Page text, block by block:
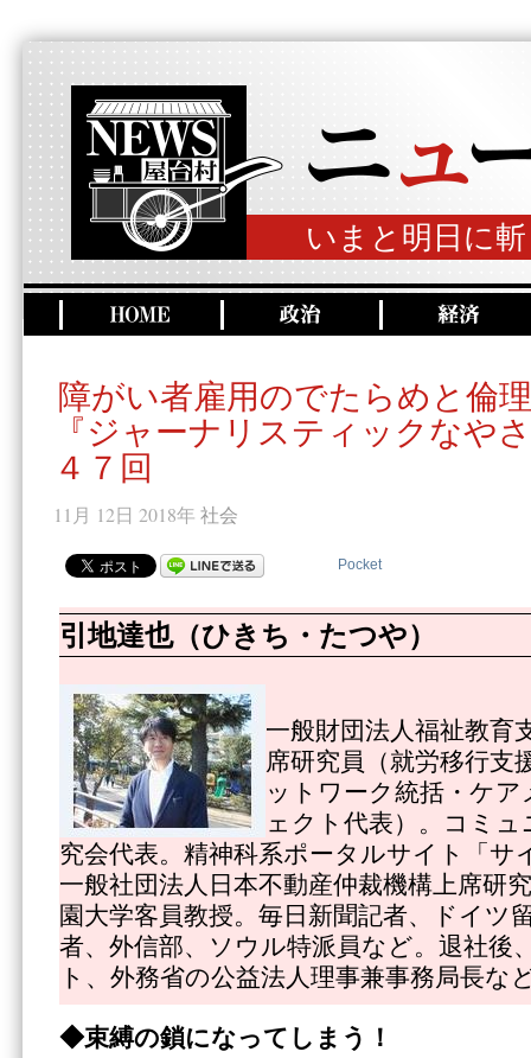
いまと明日に
障がい者雇用のでたらめと倫
『ジャーナリスティックなや
４７回
11月 12日 2018年 社会
Pocket
引地達也（ひきち・たつや）
一般財団法人福祉教育
席研究員（就労移行支
ットワーク統括・ケ
ェクト代表）。コミ
究会代表。精神科系ポータルサイト「サ
一般社団法人日本不動産仲裁機構上席研
園大学客員教授。毎日新聞記者、ドイツ
者、外信部、ソウル特派員など。退社後
ト、外務省の公益法人理事兼事務局長な
◆束縛の鎖になってしまう！